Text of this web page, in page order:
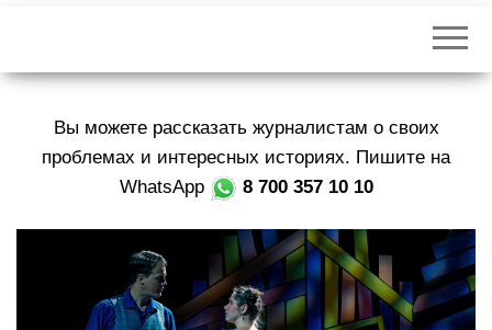
к
р
в
г
а
Вы можете рассказать журналистам о своих
проблемах и интересных историях. Пишите на
WhatsApp
8 700 357 10 10